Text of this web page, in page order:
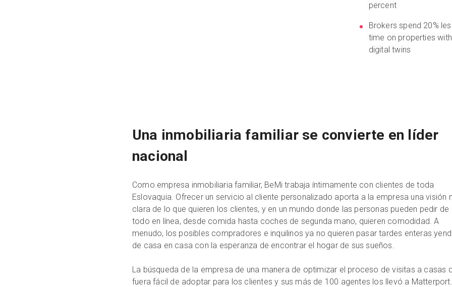
percent
Brokers spend 20%
time on properties with
digital twins
Una inmobiliaria familiar se convierte en líder
nacional
Como empresa inmobiliaria familiar, BeMi trabaja íntimamente con clientes de toda
Eslovaquia. Ofrecer un servicio al cliente personalizado aporta a la empresa una visión
clara de lo que quieren los clientes, y en un mundo donde las personas pueden pedir de
todo en línea, desde comida hasta coches de segunda mano, quieren comodidad. A
menudo, los posibles compradores e inquilinos ya no quieren pasar tardes enteras
de casa en casa con la esperanza de encontrar el hogar de sus sueños.
La búsqueda de la empresa de una manera de optimizar el proceso de visitas a casas
fuera fácil de adoptar para los clientes y sus más de 100 agentes los llevó a